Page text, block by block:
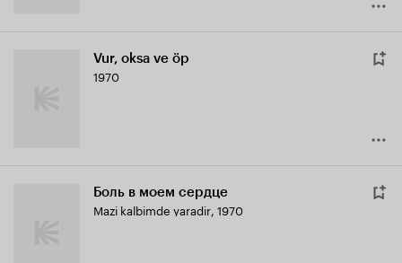
Vur, oksa ve öp
1970
Боль в моем сердце
Mazi kalbimde yaradir, 1970